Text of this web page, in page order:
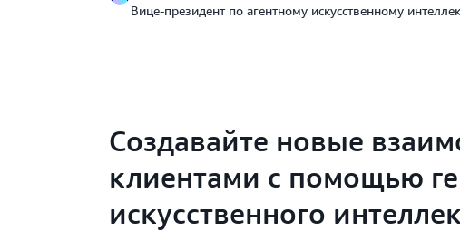
Вице-президент по агентному искусственному
Создавайте новые
клиентами с помощью
искусственного